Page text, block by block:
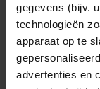
gegevens (bijv.
technologieën
apparaat op te
advertenties en